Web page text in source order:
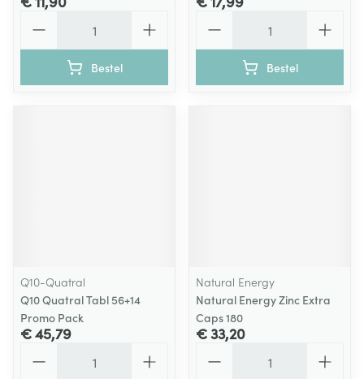
Bestel Bestel
Q10-Quatral
Q10 Quatral Tabl 56+14
Promo Pack
€ 45,79
Natural Energy
Natural Energy Zinc Extra
Caps 180
€ 33,20